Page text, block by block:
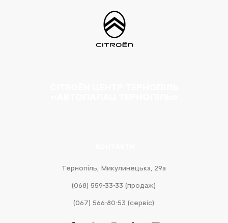
Тернопіль, Микулинецька, 29а
(068) 559-33-33 (продаж)
(067) 566-80-53 (сервіс)